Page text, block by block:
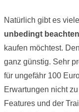
Natürlich gibt es
unbedingt beachten
kaufen möchtest.
ganz günstig. Sehr
für ungefähr 100
Erwartungen nicht
Features und der